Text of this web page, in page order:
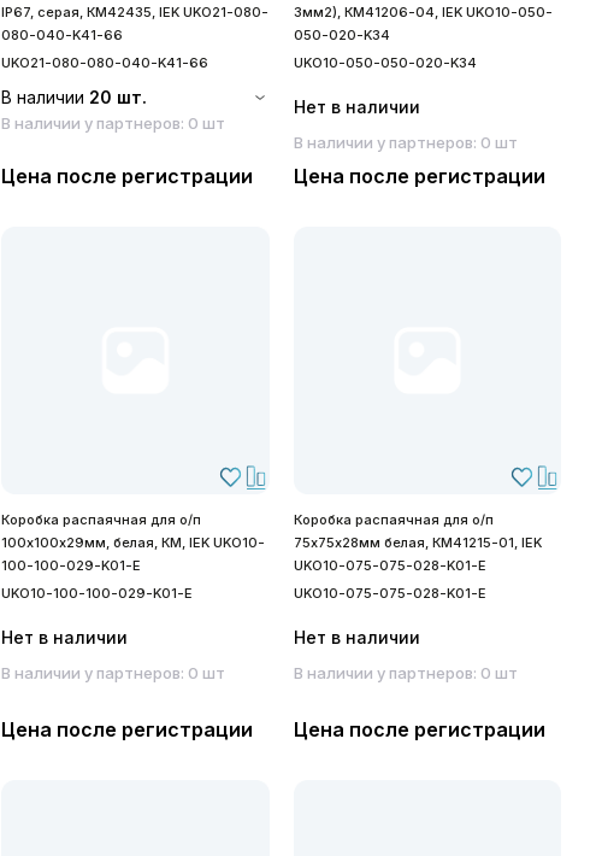
IP67, серая, КМ42435, IEK UKO21-080-
080-040-K41-66
UKO21-080-080-040-K41-66
В наличии 20 шт.
В наличии у партнеров: 0 шт
Цена после регистрации
3мм2), КМ41206-04, IEK UKO10-050-
050-020-K34
UKO10-050-050-020-K34
Нет в наличии
В наличии у партнеров: 0 шт
Цена после регистрации
Коробка распаячная для о/п
100х100х29мм, белая, КМ, IEK UKO10-
100-100-029-K01-E
UKO10-100-100-029-K01-E
Нет в наличии
В наличии у партнеров: 0 шт
Цена после регистрации
Коробка распаячная для о/п
75х75х28мм белая, КМ41215-01, IEK
UKO10-075-075-028-K01-E
UKO10-075-075-028-K01-E
Нет в наличии
В наличии у партнеров: 0 шт
Цена после регистрации